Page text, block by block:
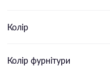
Колір
Колір фурнітури